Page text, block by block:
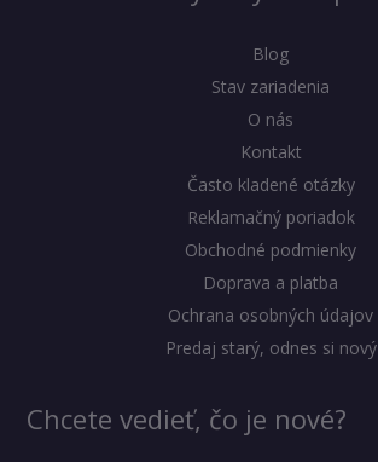
Blog
Stav zariadenia
O nás
Kontakt
Často kladené otázky
Reklamačný poriadok
Obchodné podmienky
Doprava a platba
Ochrana osobných údajov
Predaj starý, odnes si nový
Chcete vedieť, čo je nové?